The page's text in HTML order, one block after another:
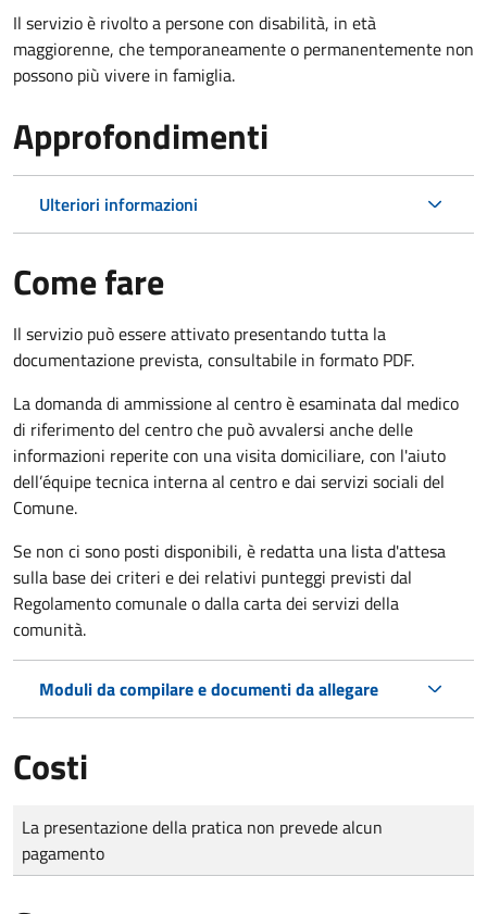
Il servizio è rivolto a persone con disabilità, in età
maggiorenne, che temporaneamente o permanentemente non
possono più vivere in famiglia.
Approfondimenti
Ulteriori informazioni
Come fare
Il servizio può essere attivato presentando tutta la
documentazione prevista, consultabile in formato PDF.
La domanda di ammissione al centro è esaminata dal medico
di riferimento del centro che può avvalersi anche delle
informazioni reperite con una visita domiciliare, con l'aiuto
dell’équipe tecnica interna al centro e dai servizi sociali del
Comune.
Se non ci sono posti disponibili, è redatta una lista d'attesa
sulla base dei criteri e dei relativi punteggi previsti dal
Regolamento comunale o dalla carta dei servizi della
comunità.
Moduli da compilare e documenti da allegare
Costi
Tipo di pagamento
Importo
La presentazione della pratica non prevede alcun
pagamento